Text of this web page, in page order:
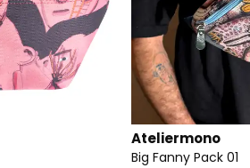
Ateliermono
Big Fanny Pack 01